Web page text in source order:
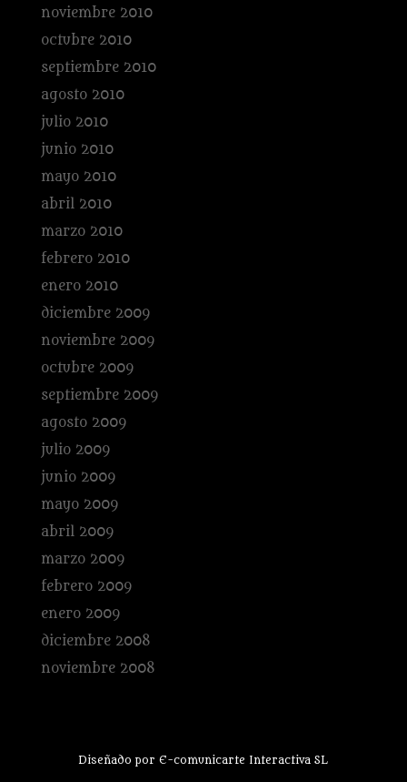
noviembre 2010
octubre 2010
septiembre 2010
agosto 2010
julio 2010
junio 2010
mayo 2010
abril 2010
marzo 2010
febrero 2010
enero 2010
diciembre 2009
noviembre 2009
octubre 2009
septiembre 2009
agosto 2009
julio 2009
junio 2009
mayo 2009
abril 2009
marzo 2009
febrero 2009
enero 2009
diciembre 2008
noviembre 2008
Diseñado por E-comunicarte Interactiva SL